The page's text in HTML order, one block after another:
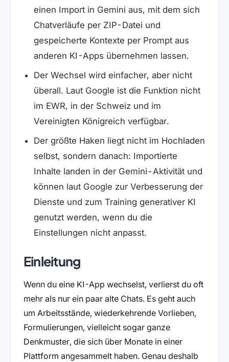
einen Import in Gemini aus, mit dem sich
Chatverläufe per ZIP-Datei und
gespeicherte Kontexte per Prompt aus
anderen KI-Apps übernehmen lassen.
Der Wechsel wird einfacher, aber nicht
überall. Laut Google ist die Funktion nicht
im EWR, in der Schweiz und im
Vereinigten Königreich verfügbar.
Der größte Haken liegt nicht im Hochladen
selbst, sondern danach: Importierte
Inhalte landen in der Gemini-Aktivität und
können laut Google zur Verbesserung der
Dienste und zum Training generativer KI
genutzt werden, wenn du die
Einstellungen nicht anpasst.
Einleitung
Wenn du eine KI-App wechselst, verlierst du oft
mehr als nur ein paar alte Chats. Es geht auch
um Arbeitsstände, wiederkehrende Vorlieben,
Formulierungen, vielleicht sogar ganze
Denkmuster, die sich über Monate in einer
Plattform angesammelt haben. Genau deshalb